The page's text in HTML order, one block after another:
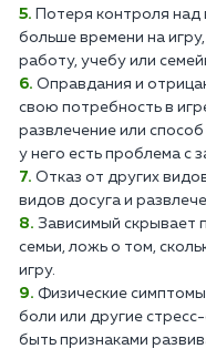
Потеря контроля над
больше времени на
работу, учебу или
Оправдания и
свою потребность в
развлечение или
у него есть проблема с
Отказ от других
видов досуга и
Зависимый скрывает
семьи, ложь о том,
игру.
Физические
боли или другие
быть признаками